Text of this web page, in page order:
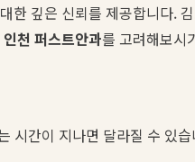
한 깊은 신뢰를 제공합니다.
인천 퍼스트안과를 고려해보시
시간이 지나면 달라질 수 있